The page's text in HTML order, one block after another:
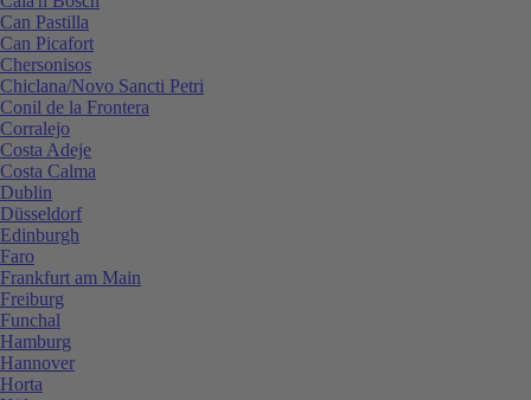
Can Pastilla
Can Picafort
Chersonisos
Chiclana/Novo Sancti Petri
Conil de la Frontera
Corralejo
Costa Adeje
Costa Calma
Dublin
Düsseldorf
Edinburgh
Faro
Frankfurt am Main
Freiburg
Funchal
Hamburg
Hannover
Horta